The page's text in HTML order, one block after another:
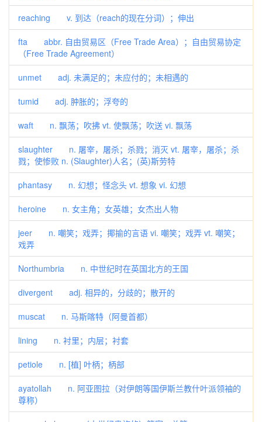
reaching v. 到达（reach的现在分词）；伸出
fta abbr. 自由贸易区（Free Trade Area）；自由贸易协定
（Free Trade Agreement）
unmet adj. 未满足的；未应付的；未相遇的
tumid adj. 肿胀的；浮夸的
waft n. 飘荡；吹拂 vt. 使飘荡；吹送 vi. 飘荡
slaughter n. 屠宰，屠杀；杀戮；消灭 vt. 屠宰，屠杀；杀
戮；使惨败 n. (Slaughter)人名；(英)斯劳特
phantasy n. 幻想；怪念头 vt. 想象 vi. 幻想
heroine n. 女主角；女英雄；女杰出人物
jeer n. 嘲笑；戏弄；揶揄的言语 vi. 嘲笑；戏弄 vt. 嘲笑；
戏弄
Northumbria n. 中世纪时在英国北方的王国
divergent adj. 相异的，分歧的；散开的
muscat n. 马斯喀特（阿曼首都）
lining n. 衬里；内层；衬套
petiole n. [植] 叶柄；柄部
ayatollah n. 阿亚图拉（对伊朗等国伊斯兰教什叶派领袖的
尊称）